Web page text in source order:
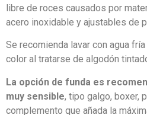
libre de roces causados por
acero inoxidable y ajustables de
Se recomienda lavar con agua
color al tratarse de algodón
La opción de funda es
muy sensible, tipo galgo, boxer,
complemento que añada la